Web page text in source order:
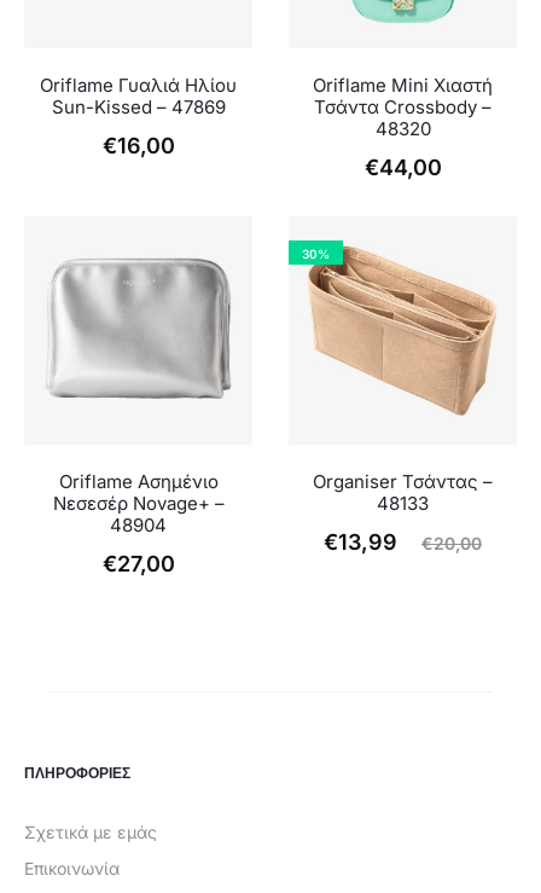
Oriflame Γυαλιά Ηλίου
Sun-Kissed – 47869
€16,00
Oriflame Μini Χιαστή
Τσάντα Crossbody –
48320
€44,00
Oriflame Ασημένιο
Νεσεσέρ Novage+ –
48904
€27,00
30%
Organiser Τσάντας –
48133
€20,00
Original
€13,99
Η
ΠΛΗΡΟΦΟΡΙΕΣ
Σχετικά με εμάς
Επικοινωνία